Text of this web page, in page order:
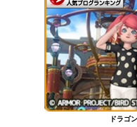
ドラゴ